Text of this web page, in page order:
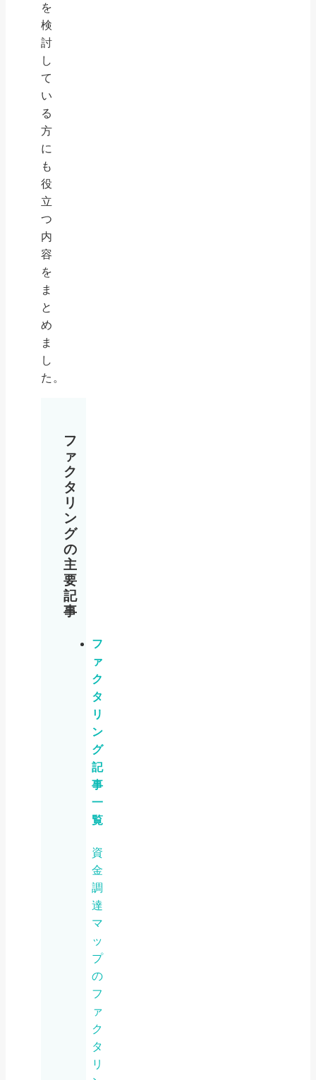
を
検
討
し
て
い
る
方
に
も
役
立
つ
内
容
を
ま
と
め
ま
し
た。
フ
ァ
ク
タ
リ
ン
グ
の
主
要
記
事
フ
ァ
ク
タ
リ
ン
グ
記
事
一
覧
資
金
調
達
マ
ッ
プ
の
フ
ァ
ク
タ
リ